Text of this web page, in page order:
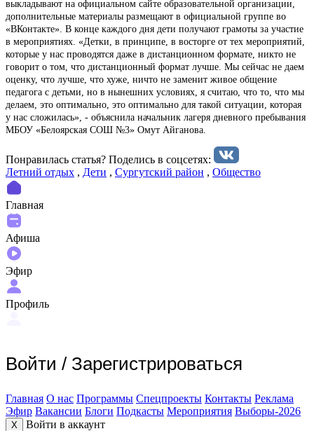
выкладывают на официальном сайте образовательной организации,
дополнительные материалы размещают в официальной группе во
«ВКонтакте». В конце каждого дня дети получают грамоты за участие
в мероприятиях. «Детки, в принципе, в восторге от тех мероприятий,
которые у нас проводятся даже в дистанционном формате, никто не
говорит о том, что дистанционный формат лучше. Мы сейчас не даем
оценку, что лучше, что хуже, ничто не заменит живое общение
педагога с детьми, но в нынешних условиях, я считаю, что то, что мы
делаем, это оптимально, это оптимально для такой ситуации, которая
у нас сложилась», - объяснила начальник лагеря дневного пребывания
МБОУ «Белоярская СОШ №3» Омут Айганова.
Понравилась статья? Поделиcь в соцсетях:
Летний отдых , Дети , Сургутский район , Общество
Главная
Афиша
Эфир
Профиль
Войти / Зарегистрироваться
Главная О нас Программы Спецпроекты Контакты Реклама
Эфир Вакансии Блоги Подкасты Мероприятия Выборы-2026
X
Войти в аккаунт